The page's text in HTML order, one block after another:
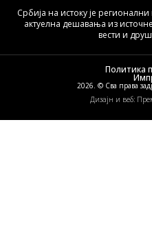
Србија на истоку је
актуелна дешавања из
вести и
2026. © Сва права
Политика
Дизајн и веб: